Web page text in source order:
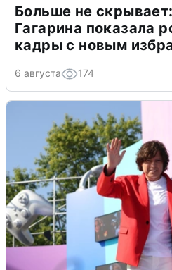
Больше не
Гагарина показала
кадры с новым
6 августа 174